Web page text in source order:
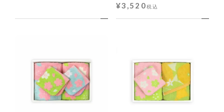
¥3,520税込